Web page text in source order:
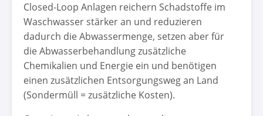
Closed-Loop Anlagen reichern Schadstoffe im
Waschwasser stärker an und reduzieren
dadurch die Abwassermenge, setzen aber für
die Abwasserbehandlung zusätzliche
Chemikalien und Energie ein und benötigen
einen zusätzlichen Entsorgungsweg an Land
(Sondermüll = zusätzliche Kosten).